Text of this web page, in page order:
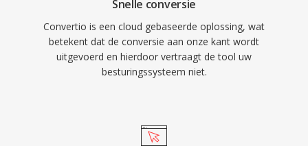
Snelle conversie
Convertio is een cloud gebaseerde oplossing, wat
betekent dat de conversie aan onze kant wordt
uitgevoerd en hierdoor vertraagt de tool uw
besturingssysteem niet.